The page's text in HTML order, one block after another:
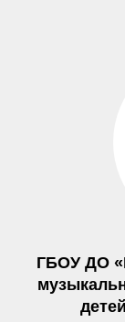
ГБОУ ДО